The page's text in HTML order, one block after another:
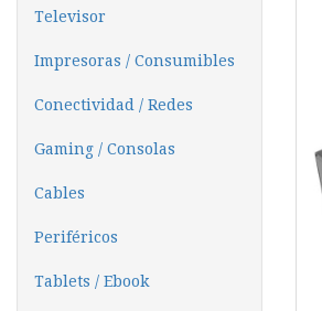
Televisor
Impresoras / Consumibles
Conectividad / Redes
Gaming / Consolas
Cables
Periféricos
Tablets / Ebook